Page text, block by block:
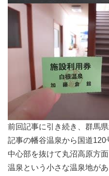
前回記事に引き続き、群馬
記事の幡谷温泉から国道
中心部を抜けて丸沼高原方
温泉という小さな温泉地が